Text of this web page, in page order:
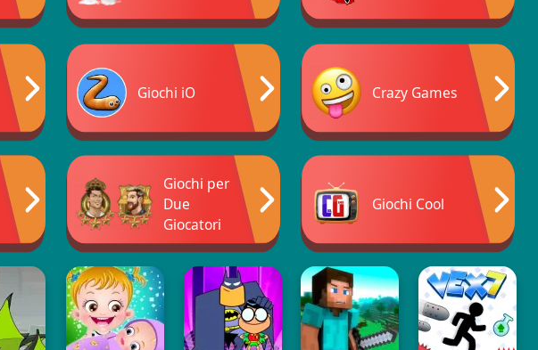
Giochi iO Crazy Games
Giochi per
Due
Giocatori
Giochi Cool